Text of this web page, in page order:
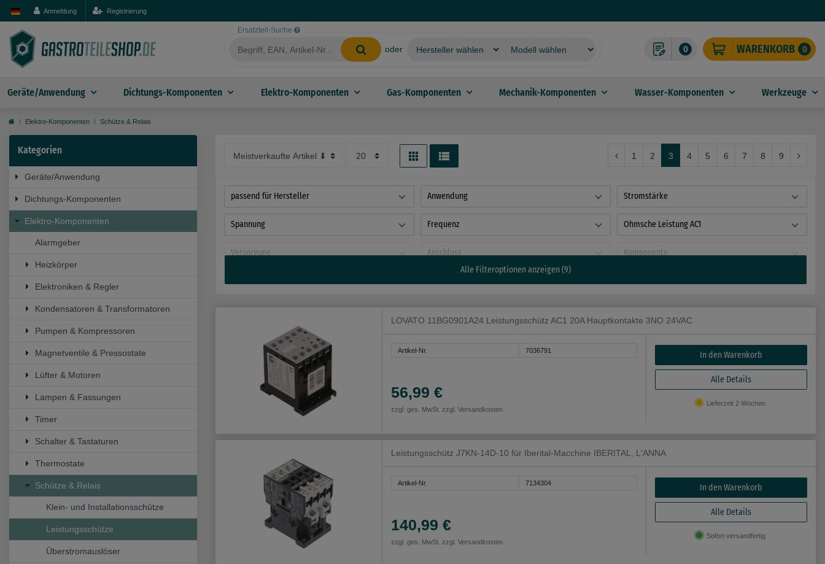
Anmeldung Registrierung
Ersatzteil-Suche
oder 0 WARENKORB 0
Geräte/Anwendung Dichtungs-Komponenten Elektro-Komponenten Gas-Komponenten Mechanik-Komponenten Wasser-Komponenten Werkzeuge
Elektro-Komponenten Schütze & Relais
Kategorien
Geräte/Anwendung
Dichtungs-Komponenten
Elektro-Komponenten
Alarmgeber
Heizkörper
Elektroniken & Regler
Kondensatoren & Transformatoren
Pumpen & Kompressoren
Magnetventile & Pressostate
Lüfter & Motoren
Lampen & Fassungen
Timer
Schalter & Tastaturen
Thermostate
Schütze & Relais
Klein- und Installationsschütze
Leistungsschütze
Überstromauslöser
1 2 3 4 5 6 7 8 9
passend für Hersteller Anwendung Stromstärke
Spannung Frequenz Ohmsche Leistung AC1
Versorgung Anschluss
Komponente
Alle Filteroptionen anzeigen (9)
LOVATO 11BG0901A24 Leistungsschütz AC1 20A Hauptkontakte 3NO 24VAC
Artikel-Nr. 7036791
56,99 €
zzgl. ges. MwSt. zzgl. Versandkosten
In den Warenkorb
Alle Details
Lieferzeit 2 Wochen
Leistungsschütz J7KN-14D-10 für Iberital-Macchine IBERITAL, L'ANNA
Artikel-Nr. 7134304
140,99 €
zzgl. ges. MwSt. zzgl. Versandkosten
In den Warenkorb
Alle Details
Sofort versandfertig